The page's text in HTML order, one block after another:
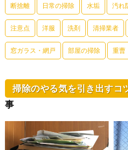
断捨離 日常の掃除 水垢 汚れ
注意点 洋服 洗剤 清掃業者
窓ガラス・網戸 部屋の掃除 重曹
掃除のやる気を引き出すコ
事